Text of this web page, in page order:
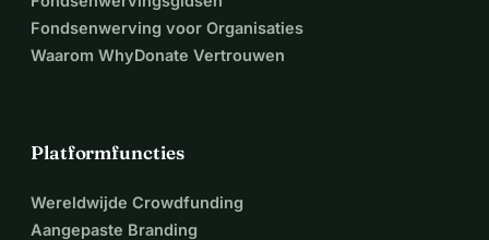
Fondsenwerving voor Organisaties
Waarom WhyDonate Vertrouwen
Platformfuncties
Wereldwijde Crowdfunding
Aangepaste Branding